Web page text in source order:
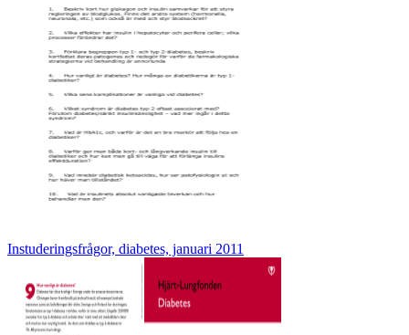
Instuderingsfrågor, diabetes, januari 2011